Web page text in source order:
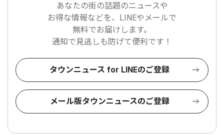
あなたの街の話題のニュースや
お得な情報などを、LINEやメールで
無料でお届けします。
通知で見逃しも防げて便利です！
タウンニュース for LINEのご登録
メール版タウンニュースのご登録